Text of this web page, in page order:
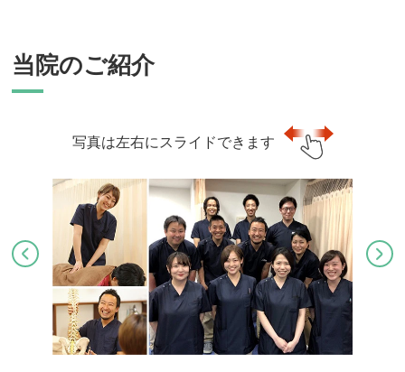
当院のご紹介
写真は左右にスライドできます